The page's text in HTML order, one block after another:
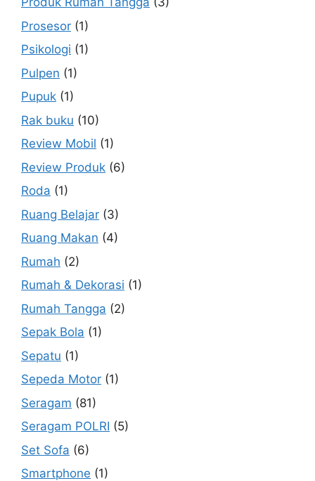
Prosesor (1)
Psikologi (1)
Pulpen (1)
Pupuk (1)
Rak buku (10)
Review Mobil (1)
Review Produk (6)
Roda (1)
Ruang Belajar (3)
Ruang Makan (4)
Rumah (2)
Rumah & Dekorasi (1)
Rumah Tangga (2)
Sepak Bola (1)
Sepatu (1)
Sepeda Motor (1)
Seragam (81)
Seragam POLRI (5)
Set Sofa (6)
Smartphone (1)